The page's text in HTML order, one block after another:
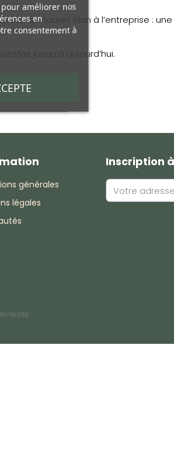
un nouvel élan à l’entreprise :
jusqu’à aujourd’hui.
générales
légales
Inscription
améliorer nos
en
consentement à